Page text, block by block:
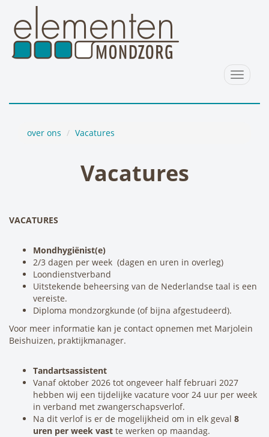
Toggle
over ons Vacatures
Vacatures
VACATURES
Mondhygiënist(e)
2/3 dagen per week (dagen en uren in overleg)
Loondienstverband
Uitstekende beheersing van de Nederlandse taal is een
vereiste.
Diploma mondzorgkunde (of bijna afgestudeerd).
Voor meer informatie kan je contact opnemen met Marjolein
Beishuizen, praktijkmanager.
Tandartsassistent
Vanaf oktober 2026 tot ongeveer half februari 2027
hebben wij een tijdelijke vacature voor 24 uur per week
in verband met zwangerschapsverlof.
Na dit verlof is er de mogelijkheid om in elk geval 8
uren per week vast te werken op maandag.